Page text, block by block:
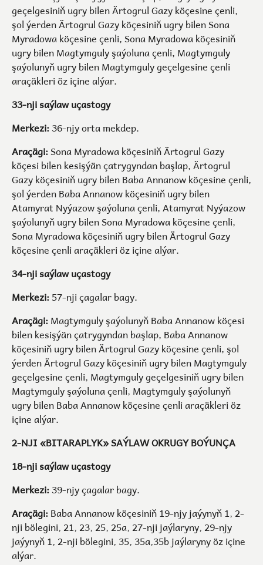
geçelgesiniň ugry bilen Ärtogrul Gazy köçesine çenli,
şol ýerden Ärtogrul Gazy köçesiniň ugry bilen Sona
Myradowa köçesine çenli, Sona Myradowa köçesiniň
ugry bilen Magtymguly şaýoluna çenli, Magtymguly
şaýolunyň ugry bilen Magtymguly geçelgesine çenli
araçäkleri öz içine alýar.
33-nji saýlaw uçastogy
Merkezi:36-njy orta mekdep.
Araçägi:Sona Myradowa köçesiniň Ärtogrul Gazy
köçesi bilen kesişýän çatrygyndan başlap, Ärtogrul
Gazy köçesiniň ugry bilen Baba Annanow köçesine çenli,
şol ýerden Baba Annanow köçesiniň ugry bilen
Atamyrat Nyýazow şaýoluna çenli, Atamyrat Nyýazow
şaýolunyň ugry bilen Sona Myradowa köçesine çenli,
Sona Myradowa köçesiniň ugry bilen Ärtogrul Gazy
köçesine çenli araçäkleri öz içine alýar.
34-nji saýlaw uçastogy
Merkezi:57-nji çagalar bagy.
Araçägi:Magtymguly şaýolunyň Baba Annanow köçesi
bilen kesişýän çatrygyndan başlap, Baba Annanow
köçesiniň ugry bilen Ärtogrul Gazy köçesine çenli, şol
ýerden Ärtogrul Gazy köçesiniň ugry bilen Magtymguly
geçelgesine çenli, Magtymguly geçelgesiniň ugry bilen
Magtymguly şaýoluna çenli, Magtymguly şaýolunyň
ugry bilen Baba Annanow köçesine çenli araçäkleri öz
içine alýar.
2-NJI «BITARAPLYK» SAÝLAW OKRUGY BOÝUNÇA
18-nji saýlaw uçastogy
Merkezi:39-njy çagalar bagy.
Araçägi:Baba Annanow köçesiniň 19-njy jaýynyň 1, 2-
nji bölegini, 21, 23, 25, 25a, 27-nji jaýlaryny, 29-njy
jaýynyň 1, 2-nji bölegini, 35, 35a,35b jaýlaryny öz içine
alýar.